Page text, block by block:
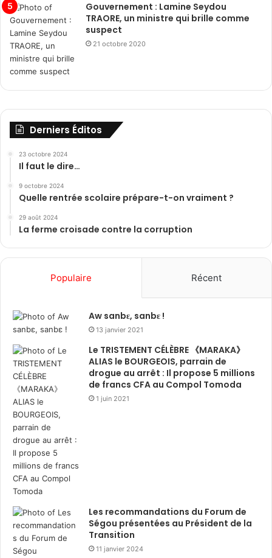
Gouvernement : Lamine Seydou
TRAORE, un ministre qui brille comme
suspect
21 octobre 2020
Derniers Éditos
23 octobre 2024
Il faut le dire…
9 octobre 2024
Quelle rentrée scolaire prépare-t-on vraiment ?
29 août 2024
La ferme croisade contre la corruption
Populaire Récent
Aw sanbɛ, sanbɛ !
13 janvier 2021
Le TRISTEMENT CÉLÈBRE 《MARAKA》
ALIAS le BOURGEOIS, parrain de
drogue au arrêt : Il propose 5 millions
de francs CFA au Compol Tomoda
1 juin 2021
Les recommandations du Forum de
Ségou présentées au Président de la
Transition
11 janvier 2024